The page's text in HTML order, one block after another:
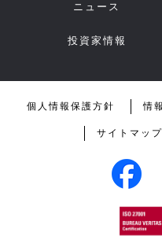
ニュース
投資家情報
個人情報保護方針 情
サイトマップ